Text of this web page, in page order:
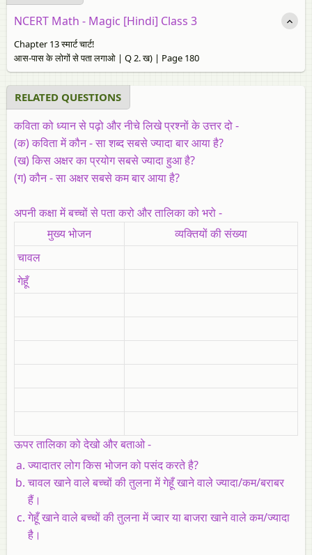
NCERT Math - Magic [Hindi] Class 3
Chapter 13 स्मार्ट चार्ट!
आस-पास के लोगों से पता लगाओ | Q 2. ख) | Page 180
RELATED QUESTIONS
कविता को ध्यान से पढ़ो और नीचे लिखे प्रश्नों के उत्तर दो -
(क) कविता में कौन - सा शब्द सबसे ज्यादा बार आया है?
(ख) किस अक्षर का प्रयोग सबसे ज्यादा हुआ है?
(ग) कौन - सा अक्षर सबसे कम बार आया है?
अपनी कक्षा में बच्चों से पता करो और तालिका को भरो -
मुख्य भोजन
व्यक्तियों की संख्या
चावल
गेहूँ
ऊपर तालिका को देखो और बताओ -
ज्यादातर लोग किस भोजन को पसंद करते है?
चावल खाने वाले बच्चों की तुलना में गेहूँ खाने वाले ज्यादा/कम/बराबर
हैं।
गेहूँ खाने वाले बच्चों की तुलना में ज्वार या बाजरा खाने वाले कम/ज्यादा
है।